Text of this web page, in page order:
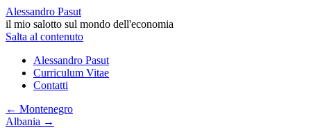
Alessandro Pasut
il mio salotto sul mondo dell'economia
Salta al contenuto
Alessandro Pasut
Curriculum Vitae
Contatti
← Montenegro
Albania →